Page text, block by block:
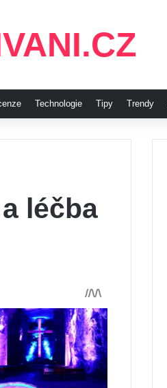
Technologie Tipy Trendy
léčba